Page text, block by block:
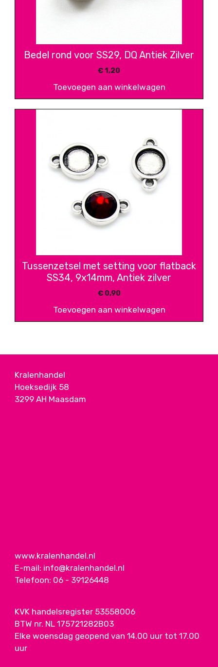
Bedel rond voor SS29, DQ Antiek Zilver
€1,20
Toevoegen aan winkelwagen
Tussenzetsel met setting voor flatback
SS34, 9x14mm, Antiek zilver
€0,90
Toevoegen aan winkelwagen
Kralenhandel
Hoeksedijk 58
3299 AH Maasdam
www.kralenhandel.nl
E-mail: info@kralenhandel.nl
Telefoon: 06 - 39126448
KVK handelsregister 53558006
BTW nr. NL 175721282B03
Elke woensdag geopend van 14.00 uur tot 17.00
uur